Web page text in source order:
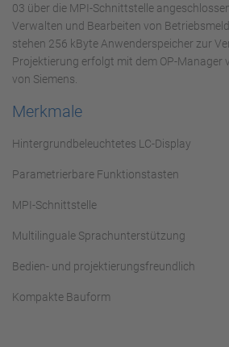
03 über die MPI-Schnittstelle
Verwalten und Bearbeiten von
stehen 256 kByte Anwenderspeicher zur
Projektierung erfolgt mit dem OP-Manager
von Siemens.
Merkmale
Hintergrundbeleuchtetes LC-Display
Parametrierbare Funktionstasten
MPI-Schnittstelle
Multilinguale Sprachunterstützung
Bedien- und projektierungsfreundlich
Kompakte Bauform